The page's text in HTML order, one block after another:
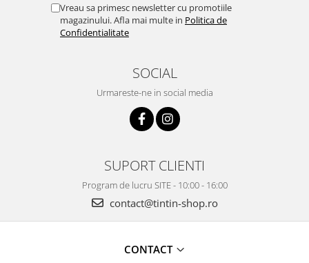
Vreau sa primesc newsletter cu promotiile
magazinului. Afla mai multe in Politica de
Confidentialitate
SOCIAL
Urmareste-ne in social media
SUPORT CLIENTI
Program de lucru SITE - 10:00 - 16:00
contact@tintin-shop.ro
CONTACT